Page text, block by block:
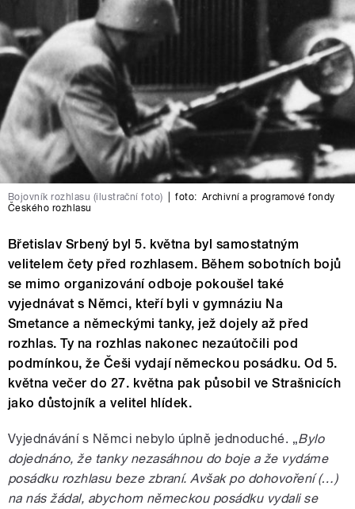
Bojovník rozhlasu (ilustrační foto) foto: Archivní a programové fondy
Českého rozhlasu
Břetislav Srbený byl 5. května byl samostatným
velitelem čety před rozhlasem. Během sobotních bojů
se mimo organizování odboje pokoušel také
vyjednávat s Němci, kteří byli v gymnáziu Na
Smetance a německými tanky, jež dojely až před
rozhlas. Ty na rozhlas nakonec nezaútočili pod
podmínkou, že Češi vydají německou posádku. Od 5.
května večer do 27. května pak působil ve Strašnicích
jako důstojník a velitel hlídek.
Vyjednávání s Němci nebylo úplně jednoduché. „Bylo
dojednáno, že tanky nezasáhnou do boje a že vydáme
posádku rozhlasu beze zbraní. Avšak po dohovoření (…)
na nás žádal, abychom německou posádku vydali se